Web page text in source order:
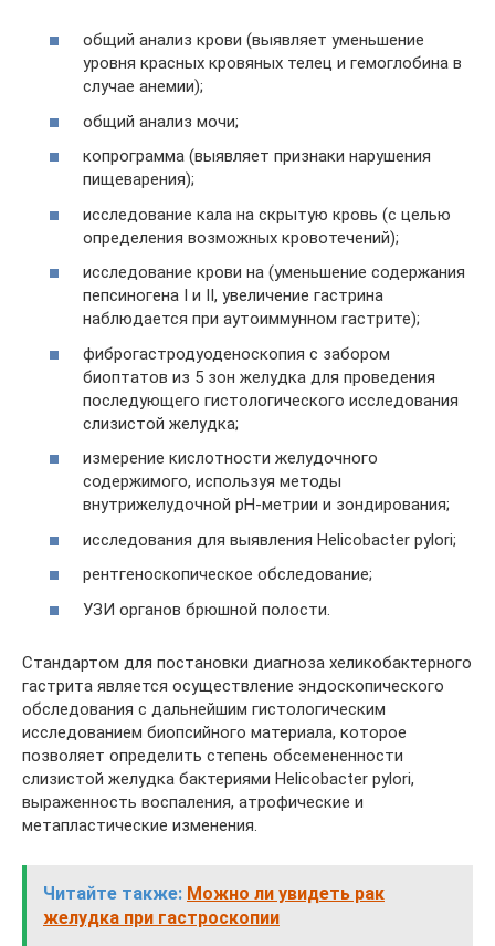
общий анализ крови (выявляет уменьшение
уровня красных кровяных телец и гемоглобина в
случае анемии);
общий анализ мочи;
копрограмма (выявляет признаки нарушения
пищеварения);
исследование кала на скрытую кровь (с целью
определения возможных кровотечений);
исследование крови на (уменьшение содержания
пепсиногена I и II, увеличение гастрина
наблюдается при аутоиммунном гастрите);
фиброгастродуоденоскопия с забором
биоптатов из 5 зон желудка для проведения
последующего гистологического исследования
слизистой желудка;
измерение кислотности желудочного
содержимого, используя методы
внутрижелудочной рН-метрии и зондирования;
исследования для выявления Helicobacter pylori;
рентгеноскопическое обследование;
УЗИ органов брюшной полости.
Стандартом для постановки диагноза хеликобактерного
гастрита является осуществление эндоскопического
обследования с дальнейшим гистологическим
исследованием биопсийного материала, которое
позволяет определить степень обсемененности
слизистой желудка бактериями Helicobacter pylori,
выраженность воспаления, атрофические и
метапластические изменения.
Читайте также: Можно ли увидеть рак
желудка при гастроскопии